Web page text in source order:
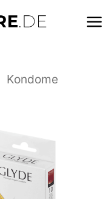
Kondome